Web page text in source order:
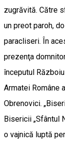
zugrăvită. Către
un preot paroh,
paracliseri. În
prezenţa
începutul
Armatei Române
Obrenovici.
Bisericii „Sfântul
o vajnică luptă